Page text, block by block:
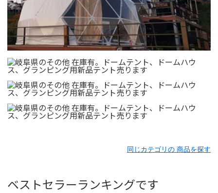
同じカテゴリの 商品を探す
ベストセラーランキングです